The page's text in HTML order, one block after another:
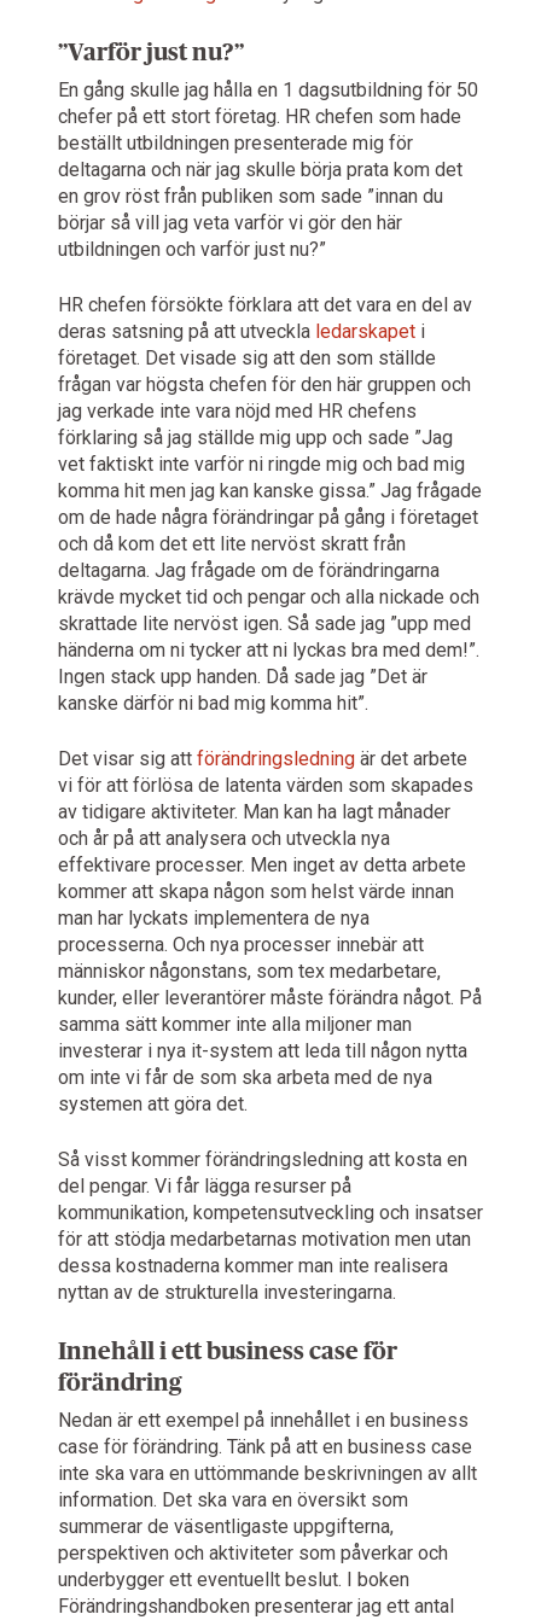
”Varför just nu?”
En gång skulle jag hålla en 1 dagsutbildning för 50
chefer på ett stort företag. HR chefen som hade
beställt utbildningen presenterade mig för
deltagarna och när jag skulle börja prata kom det
en grov röst från publiken som sade ”innan du
börjar så vill jag veta varför vi gör den här
utbildningen och varför just nu?”
HR chefen försökte förklara att det vara en del av
deras satsning på att utveckla ledarskapet i
företaget. Det visade sig att den som ställde
frågan var högsta chefen för den här gruppen och
jag verkade inte vara nöjd med HR chefens
förklaring så jag ställde mig upp och sade ”Jag
vet faktiskt inte varför ni ringde mig och bad mig
komma hit men jag kan kanske gissa.” Jag frågade
om de hade några förändringar på gång i företaget
och då kom det ett lite nervöst skratt från
deltagarna. Jag frågade om de förändringarna
krävde mycket tid och pengar och alla nickade och
skrattade lite nervöst igen. Så sade jag ”upp med
händerna om ni tycker att ni lyckas bra med dem!”.
Ingen stack upp handen. Då sade jag ”Det är
kanske därför ni bad mig komma hit”.
Det visar sig att förändringsledning är det arbete
vi för att förlösa de latenta värden som skapades
av tidigare aktiviteter. Man kan ha lagt månader
och år på att analysera och utveckla nya
effektivare processer. Men inget av detta arbete
kommer att skapa någon som helst värde innan
man har lyckats implementera de nya
processerna. Och nya processer innebär att
människor någonstans, som tex medarbetare,
kunder, eller leverantörer måste förändra något. På
samma sätt kommer inte alla miljoner man
investerar i nya it-system att leda till någon nytta
om inte vi får de som ska arbeta med de nya
systemen att göra det.
Så visst kommer förändringsledning att kosta en
del pengar. Vi får lägga resurser på
kommunikation, kompetensutveckling och insatser
för att stödja medarbetarnas motivation men utan
dessa kostnaderna kommer man inte realisera
nyttan av de strukturella investeringarna.
Innehåll i ett business case för
förändring
Nedan är ett exempel på innehållet i en business
case för förändring. Tänk på att en business case
inte ska vara en uttömmande beskrivningen av allt
information. Det ska vara en översikt som
summerar de väsentligaste uppgifterna,
perspektiven och aktiviteter som påverkar och
underbygger ett eventuellt beslut. I boken
Förändringshandboken presenterar jag ett antal